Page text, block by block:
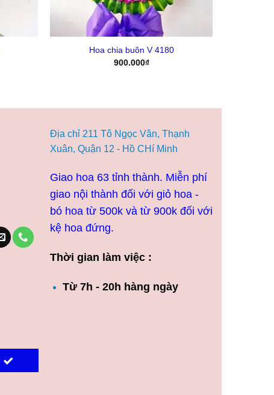
Hoa chia buôn V 4180
900.000₫
Địa chỉ 211 Tô Ngọc Vân, Thạnh
Xuân, Quận 12 - Hồ CHí Minh
Giao hoa 63 tỉnh thành. Miễn phí
giao nội thành đối với giỏ hoa -
bó hoa từ 500k và từ 900k đối với
kệ hoa đứng.
Thời gian làm việc :
Từ 7h - 20h hàng ngày